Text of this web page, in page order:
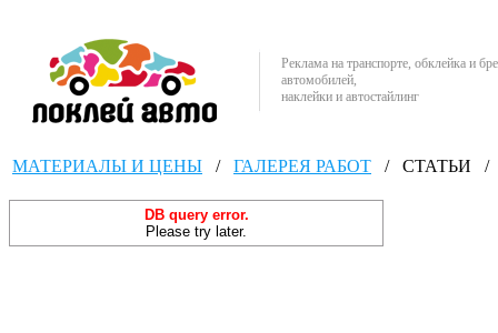
Реклама на транспорте, обклейка и
автомобилей,
наклейки и автостайлинг
МАТЕРИАЛЫ И ЦЕНЫ / ГАЛЕРЕЯ РАБОТ / СТАТЬИ /
DB query error.
Please try later.